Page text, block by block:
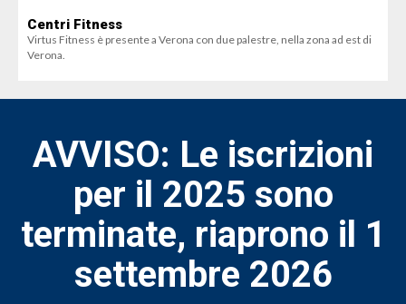
Centri Fitness
Virtus Fitness è presente a Verona con due palestre, nella zona ad est di
Verona.
AVVISO: Le iscrizioni
per il 2025 sono
terminate, riaprono il 1
settembre 2026